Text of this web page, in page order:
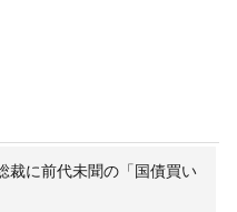
裁に前代未聞の「国債買い